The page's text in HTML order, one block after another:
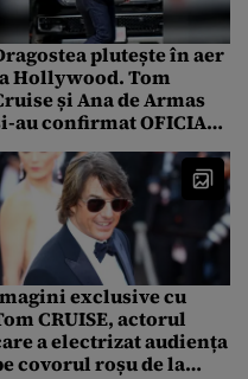
plutește în aer
Hollywood. Tom
și Ana de Armas
au confirmat OFICIAL
exclusive cu
CRUISE, actorul
a electrizat audiența
covorul roșu de la